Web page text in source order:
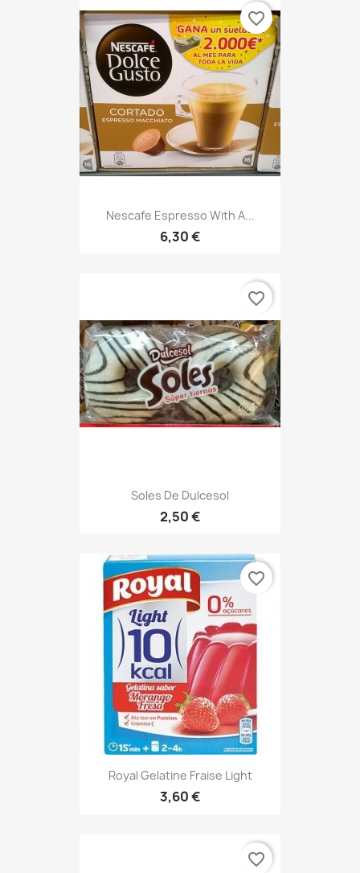
Nescafe Espresso With A...
6,30 €
favorite_border
Soles De Dulcesol
2,50 €
favorite_border
Royal Gelatine Fraise Light
3,60 €
favorite_border
favorite_border